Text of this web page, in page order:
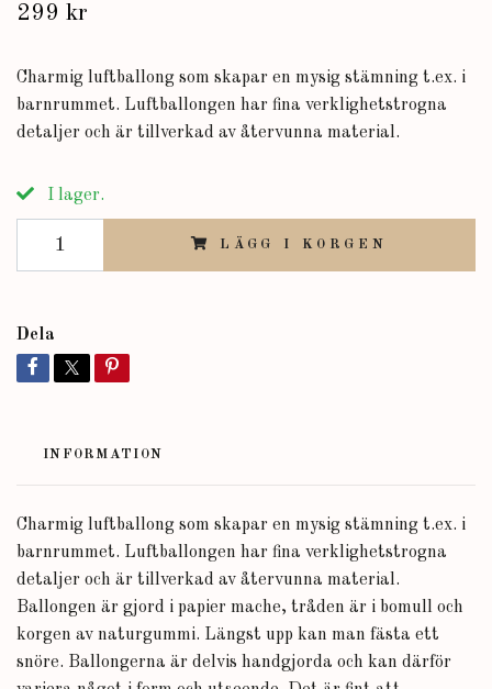
299 kr
Charmig luftballong som skapar en mysig stämning t.ex. i
barnrummet. Luftballongen har fina verklighetstrogna
detaljer och är tillverkad av återvunna material.
I lager.
LÄGG I KORGEN
Dela
INFORMATION
Charmig luftballong som skapar en mysig stämning t.ex. i
barnrummet. Luftballongen har fina verklighetstrogna
detaljer och är tillverkad av återvunna material.
Ballongen är gjord i papier mache, tråden är i bomull och
korgen av naturgummi. Längst upp kan man fästa ett
snöre. Ballongerna är delvis handgjorda och kan därför